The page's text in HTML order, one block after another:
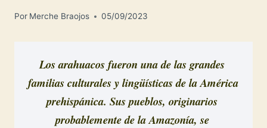
Por Merche Braojos 05/09/2023
Los arahuacos fueron una de las grandes
familias culturales y lingüísticas de la América
prehispánica. Sus pueblos, originarios
probablemente de la Amazonía, se